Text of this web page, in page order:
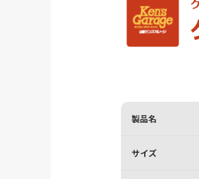
製品名
サイズ